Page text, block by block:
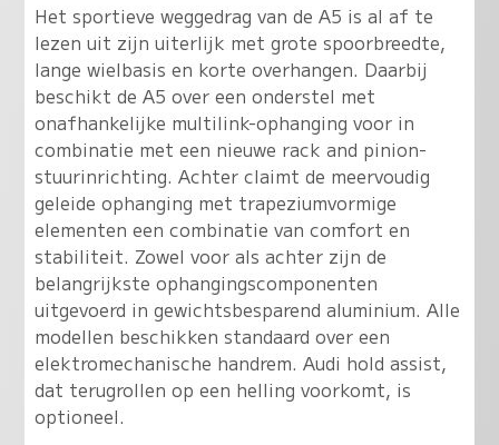
Het sportieve weggedrag van de A5 is al af te
lezen uit zijn uiterlijk met grote spoorbreedte,
lange wielbasis en korte overhangen. Daarbij
beschikt de A5 over een onderstel met
onafhankelijke multilink-ophanging voor in
combinatie met een nieuwe rack and pinion-
stuurinrichting. Achter claimt de meervoudig
geleide ophanging met trapeziumvormige
elementen een combinatie van comfort en
stabiliteit. Zowel voor als achter zijn de
belangrijkste ophangingscomponenten
uitgevoerd in gewichtsbesparend aluminium. Alle
modellen beschikken standaard over een
elektromechanische handrem. Audi hold assist,
dat terugrollen op een helling voorkomt, is
optioneel.